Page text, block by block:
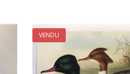
VENDU